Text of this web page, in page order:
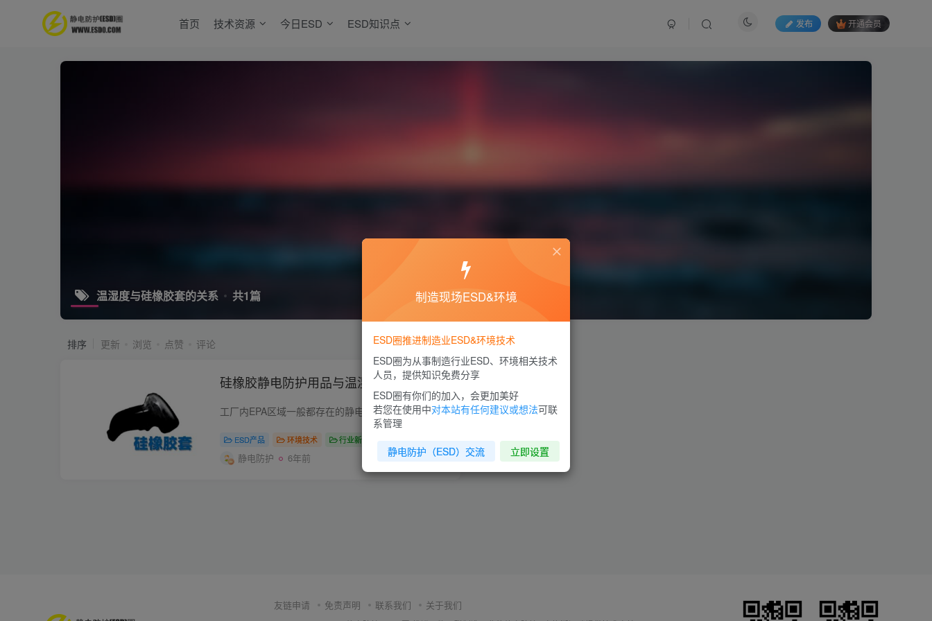
首页 技术资源 今日ESD ESD知识点 发布 开通会员
温湿度与硅橡胶套的关系 共1篇
排序 更新 浏览 点赞 评论
硅橡胶静电防护用品与温湿度的关系
工厂内EPA区域一般都存在的静电源，如：扫描仪、鼠标、键盘、显示器外壳等，这些设备工具的材质对于大多数工厂来说，购买的都不是防静电材质的，但是在EPA区域内我们如何进行管控呢？方法如下：...
ESD产品 环境技术 行业新闻
静电防护 6年前 1.9W+ 1
友链申请 免责声明 联系我们 关于我们
制造现场ESD&环境
ESD圈推进制造业ESD&环境技术
ESD圈为从事制造行业ESD、环境相关技术
人员，提供知识免费分享
ESD圈有你们的加入，会更加美好
若您在使用中对本站有任何建议或想法可联
系管理
静电防护（ESD）交流 立即设置